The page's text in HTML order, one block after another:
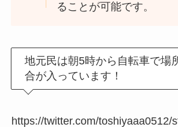
ることが可能です。
地元民は朝5時から自転車で場
合が入っています！
https://twitter.com/toshiyaaa0512/